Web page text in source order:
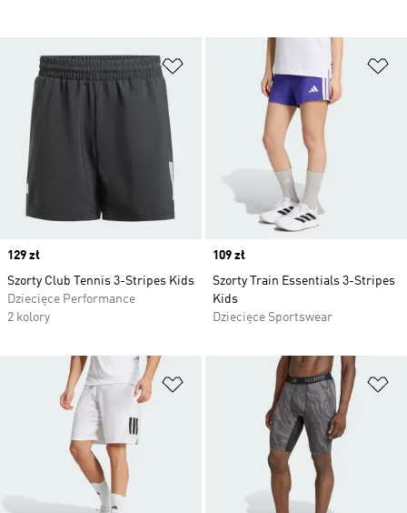
Dodaj do listy życzeń
Price
129 zł
Szorty Club Tennis 3-Stripes Kids
Dziecięce Performance
2 kolory
Price
109 zł
Szorty Train Essentials 3-Stripes
Kids
Dziecięce Sportswear
Dodaj do listy życzeń